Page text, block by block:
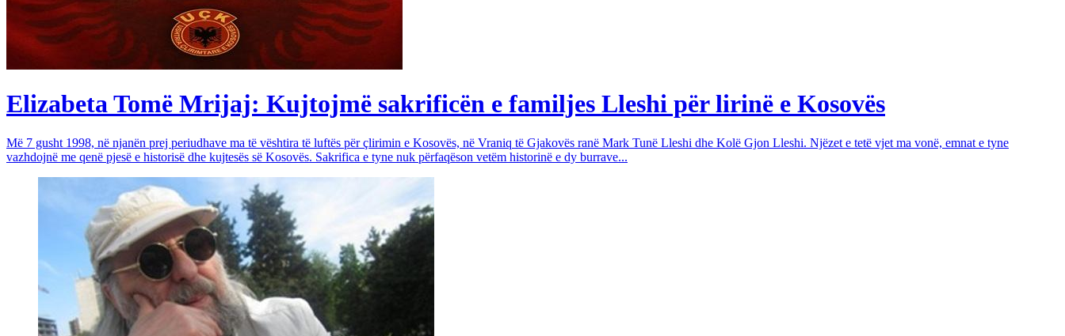
Elizabeta Tomë Mrijaj: Kujtojmë sakrificën e familjes Lleshi për lirinë e Kosovës
Më 7 gusht 1998, në njanën prej periudhave ma të vështira të luftës për çlirimin e Kosovës, në Vraniq të Gjakovës ranë Mark Tunë Lleshi dhe Kolë Gjon Lleshi. Njëzet e tetë vjet ma vonë, emnat e tyne
vazhdojnë me qenë pjesë e historisë dhe kujtesës së Kosovës. Sakrifica e tyne nuk përfaqëson vetëm historinë e dy burrave...